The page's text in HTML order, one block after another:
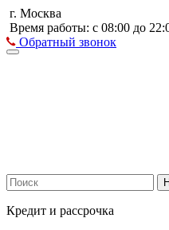
г. Москва
Время работы: с 08:00 до
Обратный звонок
Кредит и рассрочка